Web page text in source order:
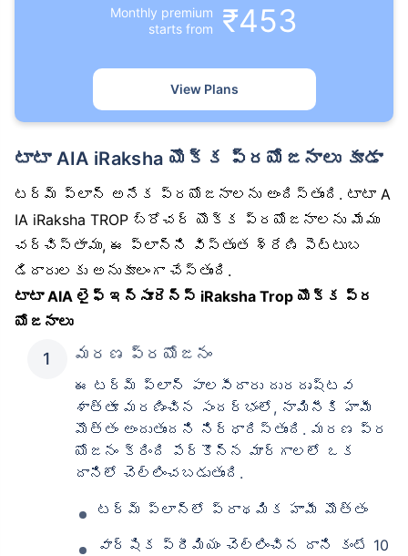
Monthly premium
starts from
₹453
View Plans
టాటా AIA iRaksha యొక్క ప్రయోజనాలు కూడా
టర్మ్ ప్లాన్ అనేక ప్రయోజనాలను అందిస్తుంది. టాటా A
IA iRaksha TROP బ్రోచర్ యొక్క ప్రయోజనాలను మేము
చర్చిస్తాము, ఈ ప్లాన్‌ని విస్తృత శ్రేణి పెట్టుబ
డిదారులకు అనుకూలంగా చేస్తుంది.
టాటా AIA లైఫ్ ఇన్సూరెన్స్ iRaksha Trop యొక్క ప్ర
యోజనాలు
మరణ ప్రయోజనం
ఈ టర్మ్ ప్లాన్ పాలసీదారు దురదృష్టవ
శాత్తూ మరణించిన సందర్భంలో, నామినీకి హామీ
మొత్తం అందుతుందని నిర్ధారిస్తుంది. మరణ ప్ర
యోజనం క్రింది పేర్కొన్న మార్గాలలో ఒక
దానిలో చెల్లించబడుతుంది.
టర్మ్ ప్లాన్‌లో ప్రాథమిక హామీ మొత్తం
వార్షిక ప్రీమియం చెల్లించిన దాని కంటే 10